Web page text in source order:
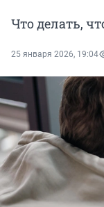
Что делать,
25 января 2026, 19:04